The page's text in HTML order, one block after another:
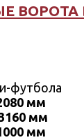
ВОРОТА
футбола
мм
мм
мм